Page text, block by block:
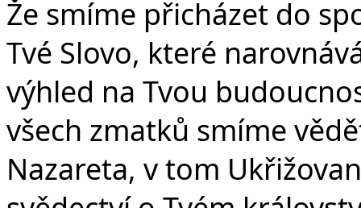
Že smíme přicházet do
Tvé Slovo, které
výhled na Tvou
všech zmatků smíme
Nazareta, v tom